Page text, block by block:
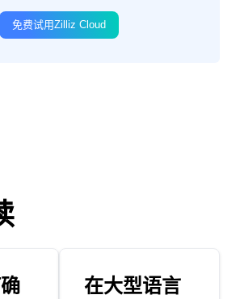
免费试用Zilliz Cloud
在大型语言